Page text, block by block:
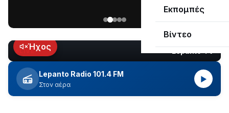
Εκπομπές
Βίντεο
Ναυπάκτου
εδώ
και
περίπου
δύο
ώρες
LIVEΉχος
Lepanto Radio 101.4 FM
Στον αέρα
▶